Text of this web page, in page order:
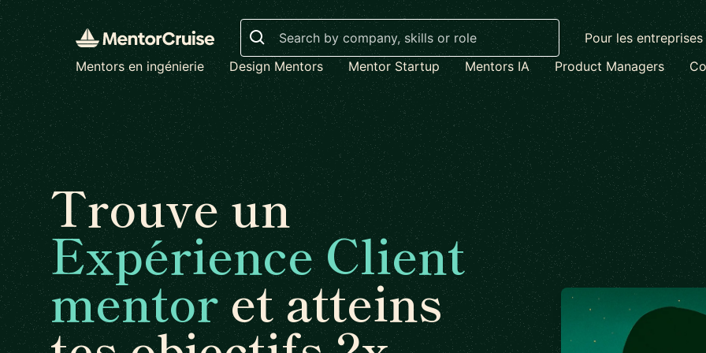
Search
Pour les entreprises
Mentors en ingénierie
Design Mentors Mentor Startup Mentors IA Product Managers
Trouve un
Expérience Client
mentoret atteins